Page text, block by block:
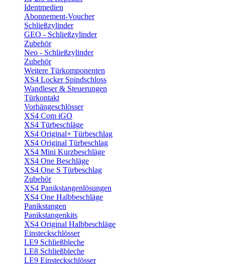
Identmedien
Abonnement-Voucher
Schließzylinder
GEO - Schließzylinder
Zubehör
Neo - Schließzylinder
Zubehör
Weitere Türkomponenten
XS4 Locker Spindschloss
Wandleser & Steuerungen
Türkontakt
Vorhängeschlösser
XS4 Com iGO
XS4 Türbeschläge
XS4 Original+ Türbeschlag
XS4 Original Türbeschlag
XS4 Mini Kurzbeschläge
XS4 One Beschläge
XS4 One S Türbeschlag
Zubehör
XS4 Panikstangenlösungen
XS4 One Halbbeschläge
Panikstangen
Panikstangenkits
XS4 Original Halbbeschläge
Einsteckschlösser
LE9 Schließbleche
LE8 Schließbleche
LE9 Einsteckschlösser